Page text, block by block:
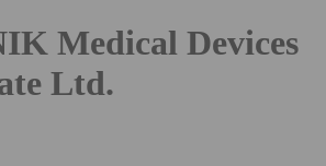
Medical Devices
Ltd.